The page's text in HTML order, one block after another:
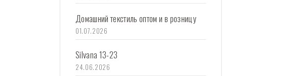
Домашний текстиль оптом и в розницу
01.07.2026
Silvana 13-23
24.06.2026